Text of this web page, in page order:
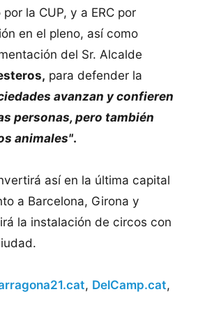
la CUP, y a ERC por
en el pleno, así como
del Sr. Alcalde
para defender la
avanzan y confieren
personas, pero también
animales".
así en la última capital
a Barcelona, Girona y
la instalación de circos con
, DelCamp.cat,